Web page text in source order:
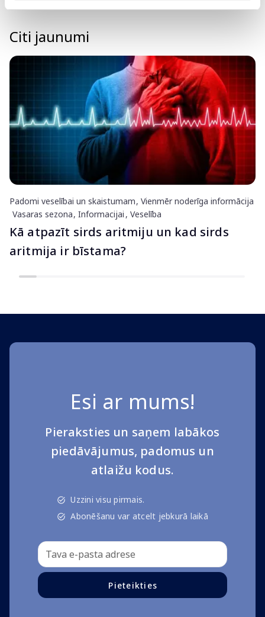
Citi jaunumi
Padomi veselībai un skaistumam Vienmēr noderīga informācija
Vasaras sezona Informacijai Veselība
Kā atpazīt sirds aritmiju un kad sirds
aritmija ir bīstama?
Esi ar mums!
Pieraksties un saņem labākos
piedāvājumus, padomus un
atlaižu kodus.
Uzzini visu pirmais.
Abonēšanu var atcelt jebkurā laikā
Pieteikties